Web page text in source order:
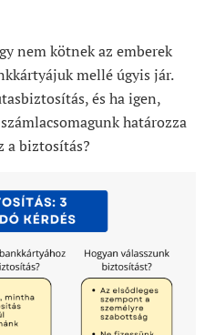
nem kötnek az emberek
mellé úgyis jár.
és ha igen,
határozza
a biztosítás?